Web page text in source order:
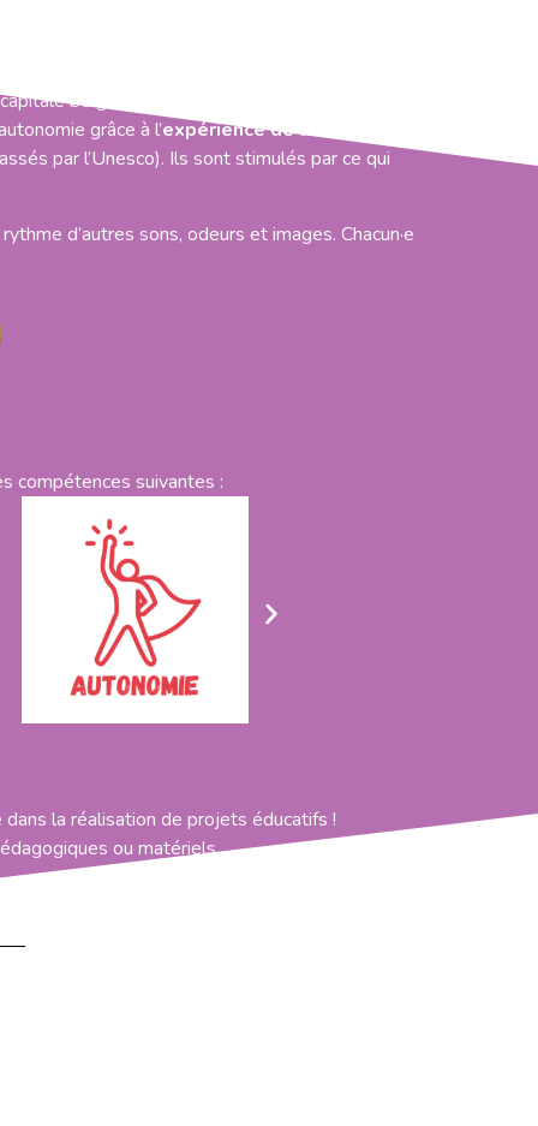
belge,
grâce à l’expérience de la mobilité
par l’Unesco). Ils sont stimulés par ce qui
d’autres sons, odeurs et images. Chacun·e
compétences suivantes :
dans la réalisation de projets éducatifs !
ou matériels.